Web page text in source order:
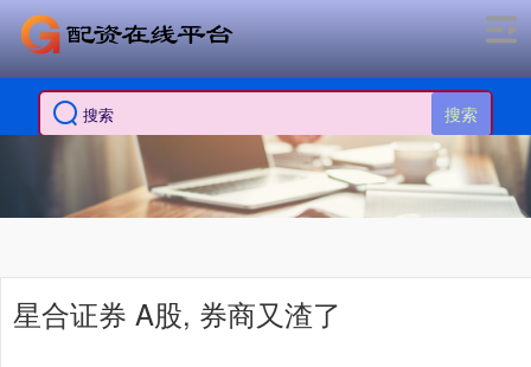
搜索
星合证券 A股, 券商又渣了